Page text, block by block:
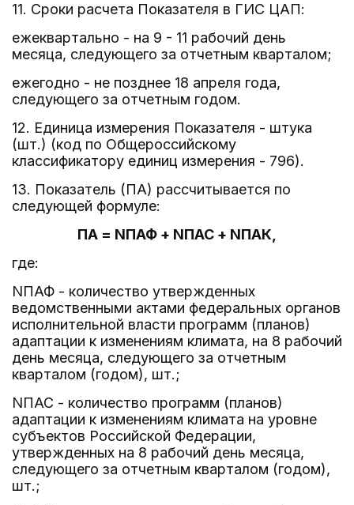
11. Сроки расчета Показателя в ГИС ЦАП:
ежеквартально - на 9 - 11 рабочий день
месяца, следующего за отчетным кварталом;
ежегодно - не позднее 18 апреля года,
следующего за отчетным годом.
12. Единица измерения Показателя - штука
(шт.) (код по Общероссийскому
классификатору единиц измерения - 796).
13. Показатель (ПА) рассчитывается по
следующей формуле:
ПА = NПАФ + NПАС + NПАК,
где:
NПАФ - количество утвержденных
ведомственными актами федеральных органов
исполнительной власти программ (планов)
адаптации к изменениям климата, на 8 рабочий
день месяца, следующего за отчетным
кварталом (годом), шт.;
NПАС - количество программ (планов)
адаптации к изменениям климата на уровне
субъектов Российской Федерации,
утвержденных на 8 рабочий день месяца,
следующего за отчетным кварталом (годом),
шт.;